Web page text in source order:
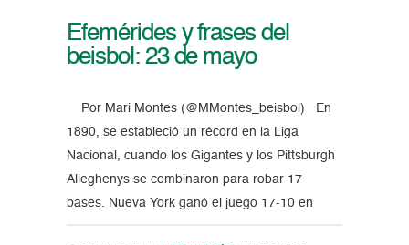
Efemérides y frases del
beisbol: 23 de mayo
Por Mari Montes (@MMontes_beisbol) En
1890, se estableció un récord en la Liga
Nacional, cuando los Gigantes y los Pittsburgh
Alleghenys se combinaron para robar 17
bases. Nueva York ganó el juego 17-10 en